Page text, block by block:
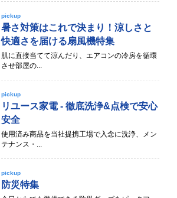
pickup
暑さ対策はこれで決まり！涼しさと
快適さを届ける扇風機特集
肌に直接当てて涼んだり、エアコンの冷房を循環
させ部屋の...
pickup
リユース家電 - 徹底洗浄&点検で安心
安全
使用済み商品を当社提携工場で入念に洗浄、メン
テナンス・...
pickup
防災特集